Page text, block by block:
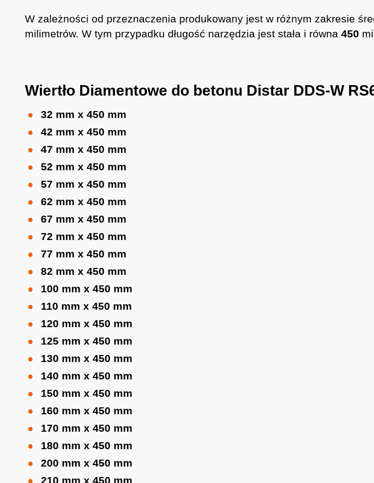
W zależności od przeznaczenia produkowany jest w różnym zakresie
milimetrów. W tym przypadku długość narzędzia jest stała i równa 450
Wiertło Diamentowe do betonu Distar DDS-W
32 mm x 450 mm
42 mm x 450 mm
47 mm x 450 mm
52 mm x 450 mm
57 mm x 450 mm
62 mm x 450 mm
67 mm x 450 mm
72 mm x 450 mm
77 mm x 450 mm
82 mm x 450 mm
100 mm x 450 mm
110 mm x 450 mm
120 mm x 450 mm
125 mm x 450 mm
130 mm x 450 mm
140 mm x 450 mm
150 mm x 450 mm
160 mm x 450 mm
170 mm x 450 mm
180 mm x 450 mm
200 mm x 450 mm
210 mm x 450 mm